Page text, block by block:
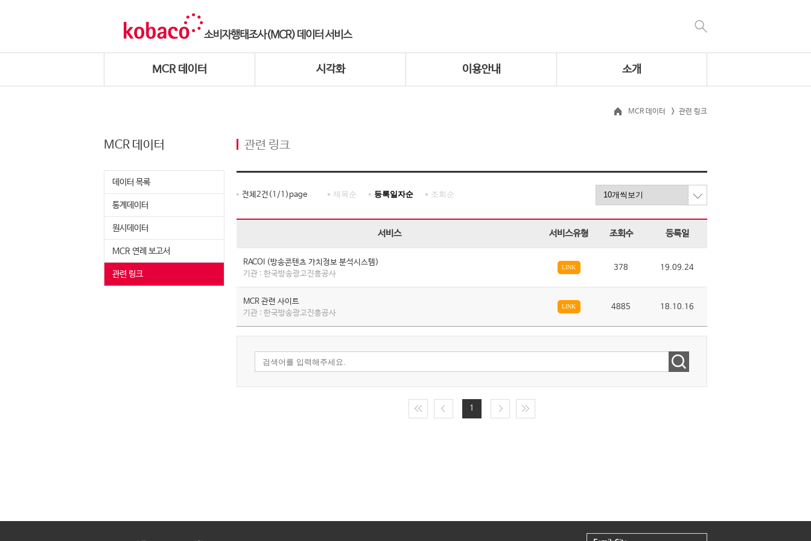
MCR 데이터 시각화 이용안내 소개
MCR 데이터 관련 링크
MCR 데이터
데이터 목록
통계데이터
원시데이터
MCR 연례 보고서
관련 링크
관련 링크
전체 2건(1 /1 )page 제목순 등록일자순 조회순
서비스 서비스유형 조회수 등록일
RACOI (방송콘텐츠 가치정보 분석시스템)
기관 : 한국방송광고진흥공사
LINK 378 19.09.24
MCR 관련 사이트
기관 : 한국방송광고진흥공사
LINK 4885 18.10.16
1